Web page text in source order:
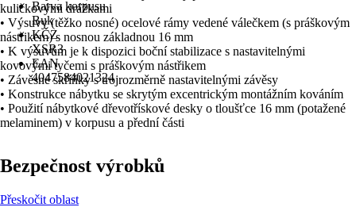
Barva korpusu
Buk
KČZ
XSR3
EAN
4047584021324
kuličkovými drážkami
• Výsuvy (těžko nosné) ocelové rámy vedené válečkem (s práškovým
nástřikem) s nosnou základnou 16 mm
• K výsuvům je k dispozici boční stabilizace s nastavitelnými
kovovými tyčemi s práškovým nástřikem
• Závěsné skříňky s trojrozměrně nastavitelnými závěsy
• Konstrukce nábytku se skrytým excentrickým montážním kováním
• Použití nábytkové dřevotřískové desky o tloušťce 16 mm (potažené
melaminem) v korpusu a přední části
Bezpečnost výrobků
Přeskočit oblast